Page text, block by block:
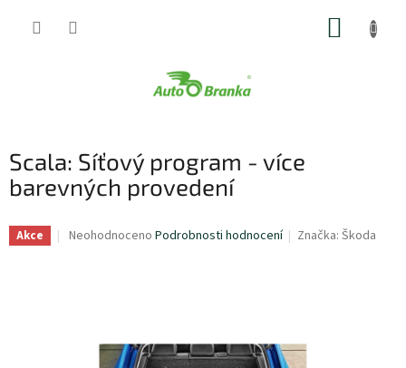
Scala: Síťový program - více
barevných provedení
Akce
Průměrné
hvězdiček.
Neohodnoceno Podrobnosti hodnocení Značka:Škoda